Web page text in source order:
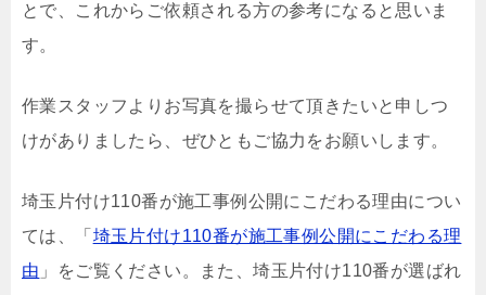
とで、これからご依頼される方の参考になると思いま
す。
作業スタッフよりお写真を撮らせて頂きたいと申しつ
けがありましたら、ぜひともご協力をお願いします。
埼玉片付け110番が施工事例公開にこだわる理由につい
ては、「 埼玉片付け110番が施工事例公開にこだわる理
由 」をご覧ください。また、埼玉片付け110番が選ばれ